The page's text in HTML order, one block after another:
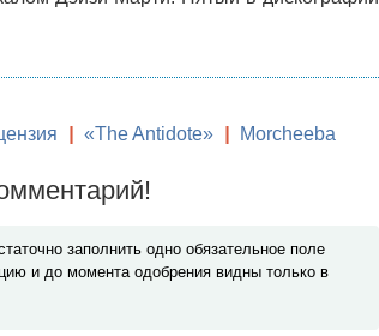
«The Antidote» Morcheeba
заполнить одно обязательное поле
и до момента одобрения видны только в